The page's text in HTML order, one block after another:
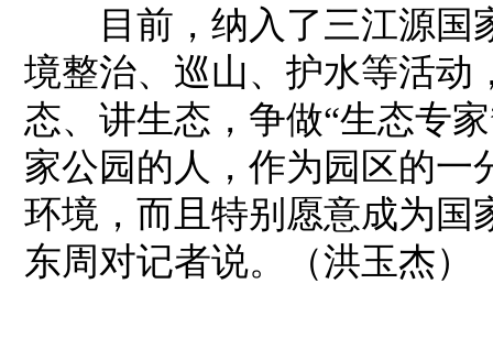
目前，纳入了三江源国
境整治、巡山、护水等活动
态、讲生态，争做“生态专
家公园的人，作为园区的一
环境，而且特别愿意成为国
东周对记者说。（洪玉杰）